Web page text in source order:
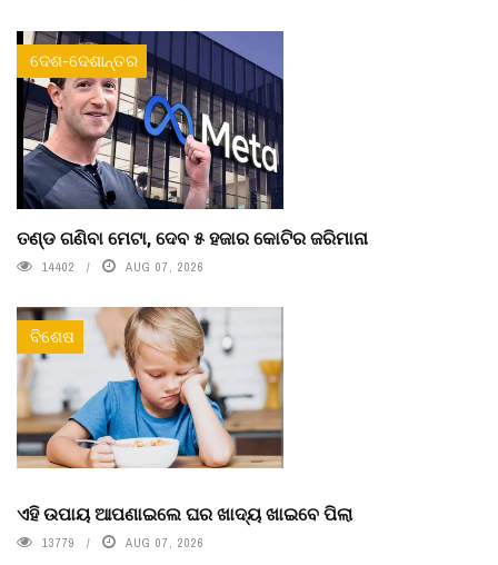
ଦେଶ-ଦେଶାନ୍ତର
ତଣ୍ଡ ଗଣିବା ମେଟା, ଦେବ ୫ ହଜାର କୋଟିର ଜରିମାନା
14402 AUG 07, 2026
ବିଶେଷ
ଏହି ଉପାୟ ଆପଣାଇଲେ ଘର ଖାଦ୍ୟ ଖାଇବେ ପିଲା
13779 AUG 07, 2026